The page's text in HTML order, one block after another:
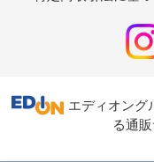
エディオング
る通